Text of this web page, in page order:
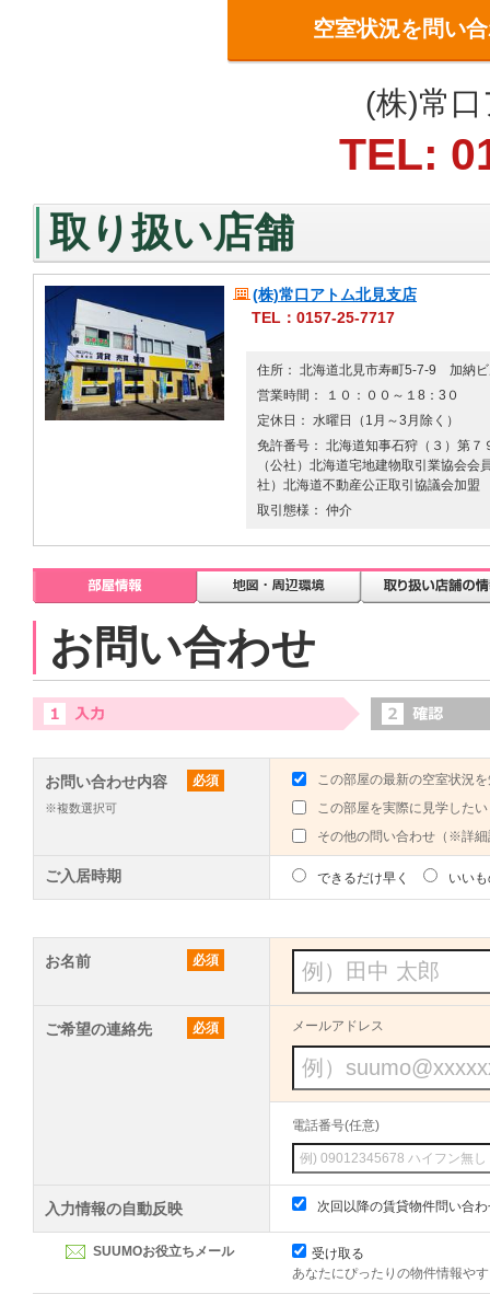
空室状況を問い
(株)常
TEL:
取り扱い店舗
(株)常口アトム北見支店
TEL：0157-25-7717
住所： 北海道北見市寿町5-7-9 加納
営業時間： １０：００～１8：3０
定休日： 水曜日（1月～3月除く）
免許番号： 北海道知事石狩（３）第７
（公社）北海道宅地建物取引業協会会
社）北海道不動産公正取引協議会加盟
取引態様： 仲介
お問い合わせ
お問い合わせ内容 必須
※複数選択可
この部屋の最新の空室状況
この部屋を実際に見学したい
その他の問い合わせ（※詳
ご入居時期 できるだけ早く いい
お名前 必須
ご希望の連絡先 必須 メールアドレス
電話番号(任意)
入力情報の自動反映 次回以降の賃貸物件問い合
SUUMOお役立ちメール
受け取る
あなたにぴったりの物件情報や